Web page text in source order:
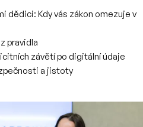
dědici: Kdy vás zákon omezuje v
pravidla
závětí po digitální údaje
a jistoty